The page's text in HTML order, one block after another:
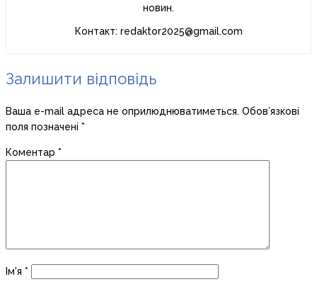
новин.
Контакт: redaktor2025@gmail.com
Залишити відповідь
Ваша e-mail адреса не оприлюднюватиметься. Обов’язкові
поля позначені *
Коментар *
Ім'я *